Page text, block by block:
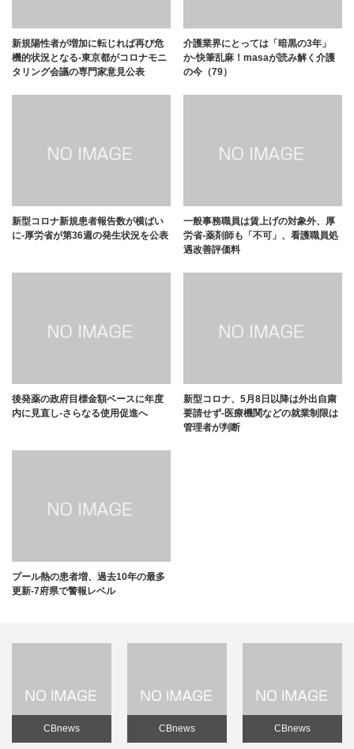
新規陽性者が増加に転じれば再び危
機的状況となる-東京都がコロナモニ
タリング会議の専門家意見公表
介護業界にとっては「暗黒の3年」
か-快筆乱麻！masaが読み解く介護
の今（79）
新型コロナ新規患者報告数が横ばい
に-厚労省が第36週の発生状況を公表
一般事務職員は賃上げの対象外、厚
労省-薬剤師も「不可」、看護職員処
遇改善評価料
後発薬の政府目標金額ベースに年度
内に見直し-さらなる使用促進へ
新型コロナ、5月8日以降は外出自粛
要請せず-医療機関などの就業制限は
管理者が判断
プール熱の患者増、過去10年の最多
更新-7府県で警報レベル
CBnews CBnews CBnews